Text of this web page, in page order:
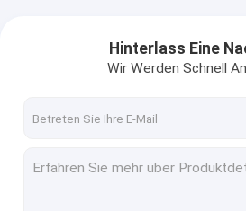
Kasten-Tasche, die Maschine
D schnitt die Tasche, die
Hinterlass Eine
Wir Werden Schnell